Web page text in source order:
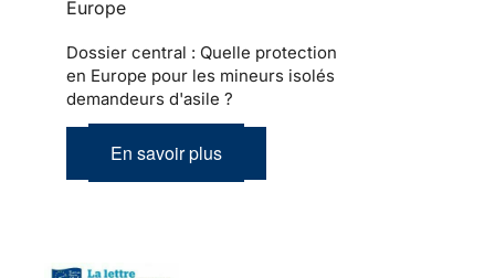
Europe
Dossier central : Quelle protection
en Europe pour les mineurs isolés
demandeurs d'asile ?
En savoir plus